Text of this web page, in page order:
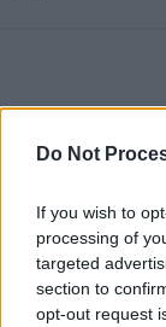
Do Not
If you wish to
processing of
targeted
section to
opt-out request